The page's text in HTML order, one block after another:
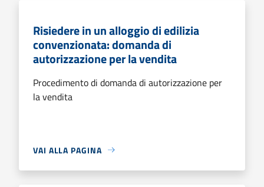
Risiedere in un alloggio di edilizia
convenzionata: domanda di
autorizzazione per la vendita
Procedimento di domanda di autorizzazione per
la vendita
VAI ALLA PAGINA